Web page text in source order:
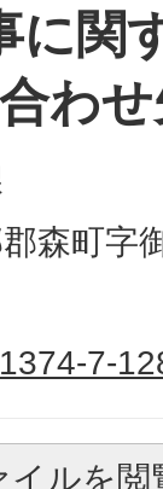
に関
わ
森町字
7-
イルを